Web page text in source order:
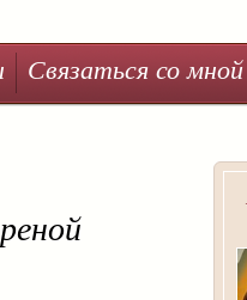
Связаться со мной